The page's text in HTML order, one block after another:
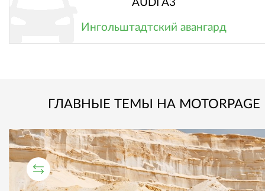
AUDI A3
Ингольштадтский авангард
ГЛАВНЫЕ ТЕМЫ НА MOTORPAGE
СРАВНИТЕЛЬНЫЙ ТЕСТ